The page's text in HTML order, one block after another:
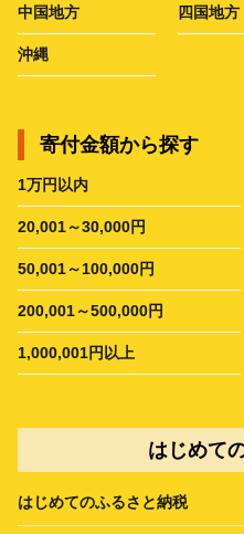
中国地方 四国地方
沖縄
寄付金額から探す
1万円以内
20,001～30,000円
50,001～100,000円
200,001～500,000円
1,000,001円以上
はじめて
はじめてのふるさと納税